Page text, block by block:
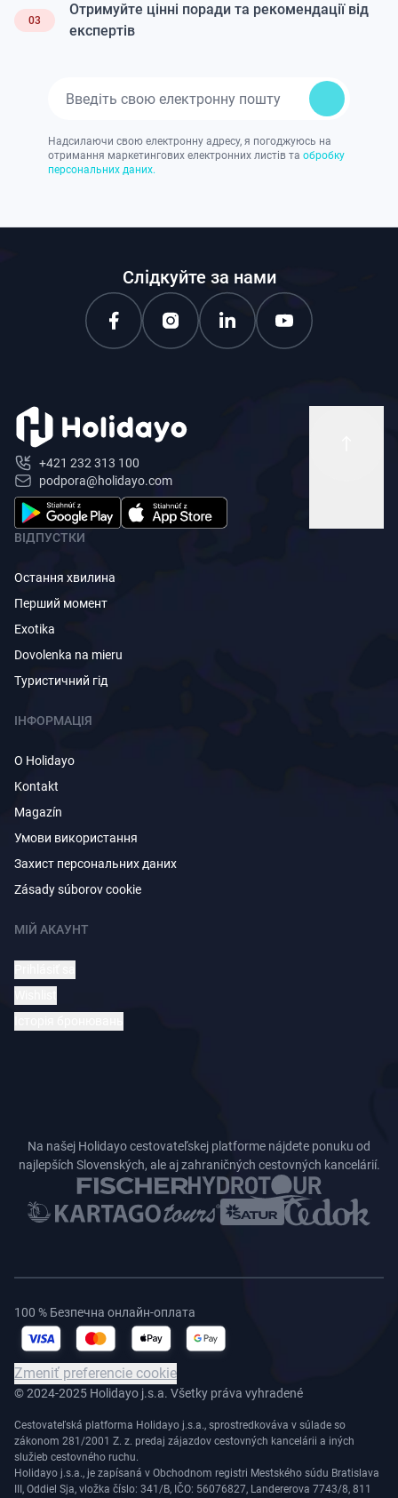
03
Отримуйте цінні поради та рекомендації від
експертів
Надсилаючи свою електронну адресу, я погоджуюсь на
отримання маркетингових електронних листів та обробку
персональних даних.
Слідкуйте за нами
+421 232 313 100
podpora@holidayo.com
ВІДПУСТКИ
Остання хвилина
Перший момент
Exotika
Dovolenka na mieru
Туристичний гід
ІНФОРМАЦІЯ
O Holidayo
Kontakt
Magazín
Умови використання
Захист персональних даних
Zásady súborov cookie
МІЙ АКАУНТ
Na našej Holidayo cestovateľskej platforme nájdete ponuku od
najlepších Slovenských, ale aj zahraničných cestovných kancelárií.
© 2024-2025 Holidayo j.s.a. Všetky práva vyhradené
Cestovateľská platforma Holidayo j.s.a., sprostredkováva v súlade so
zákonom 281/2001 Z. z. predaj zájazdov cestovných kancelárii a iných
služieb cestovného ruchu.
Holidayo j.s.a., je zapísaná v Obchodnom registri Mestského súdu Bratislava
III, Oddiel Sja, vložka číslo: 341/B, IČO: 56076827, Landererova 7743/8, 811
100 % Безпечна онлайн-оплата
Zmeniť preferencie cookie